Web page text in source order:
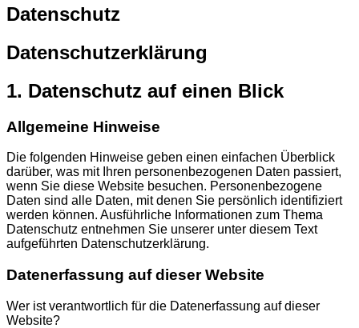
Datenschutz
Datenschutz­erklärung
1. Datenschutz auf einen Blick
Allgemeine Hinweise
Die folgenden Hinweise geben einen einfachen Überblick
darüber, was mit Ihren personenbezogenen Daten passiert,
wenn Sie diese Website besuchen. Personenbezogene
Daten sind alle Daten, mit denen Sie persönlich identifiziert
werden können. Ausführliche Informationen zum Thema
Datenschutz entnehmen Sie unserer unter diesem Text
aufgeführten Datenschutzerklärung.
Datenerfassung auf dieser Website
Wer ist verantwortlich für die Datenerfassung auf dieser
Website?